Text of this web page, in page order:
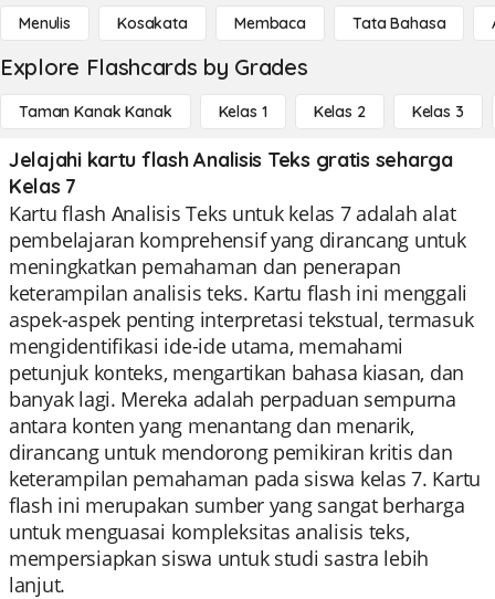
Menulis Kosakata Membaca Tata Bahasa
Explore Flashcards by Grades
Taman Kanak Kanak Kelas 1 Kelas 2 Kelas 3
Jelajahi kartu flash Analisis Teks gratis seharga
Kelas 7
Kartu flash Analisis Teks untuk kelas 7 adalah alat
pembelajaran komprehensif yang dirancang untuk
meningkatkan pemahaman dan penerapan
keterampilan analisis teks. Kartu flash ini menggali
aspek-aspek penting interpretasi tekstual, termasuk
mengidentifikasi ide-ide utama, memahami
petunjuk konteks, mengartikan bahasa kiasan, dan
banyak lagi. Mereka adalah perpaduan sempurna
antara konten yang menantang dan menarik,
dirancang untuk mendorong pemikiran kritis dan
keterampilan pemahaman pada siswa kelas 7. Kartu
flash ini merupakan sumber yang sangat berharga
untuk menguasai kompleksitas analisis teks,
mempersiapkan siswa untuk studi sastra lebih
lanjut.